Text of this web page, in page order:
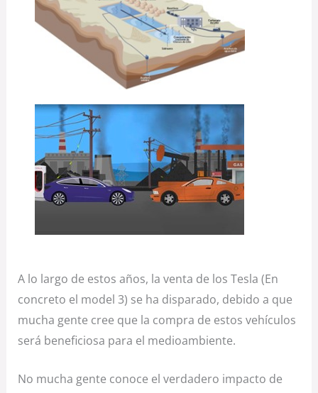
A lo largo de estos años, la venta de los Tesla (En
concreto el model 3) se ha disparado, debido a que
mucha gente cree que la compra de estos vehículos
será beneficiosa para el medioambiente.
No mucha gente conoce el verdadero impacto de